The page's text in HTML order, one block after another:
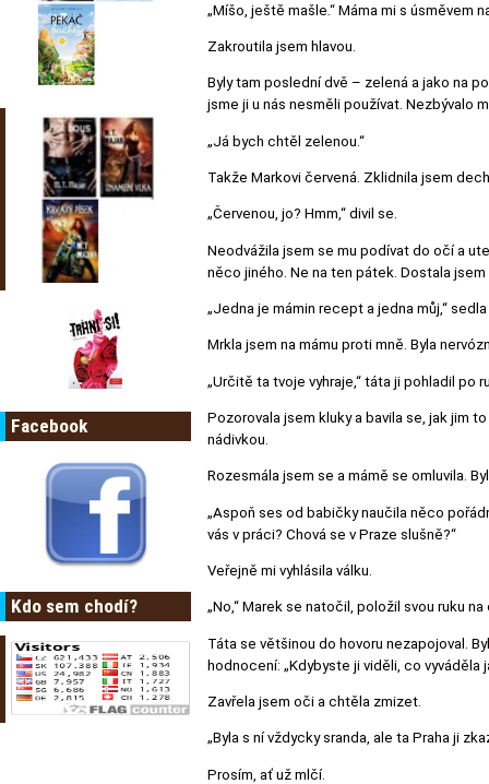
Facebook
Kdo sem chodí?
„Míšo, ještě mašle.“ Máma mi s úsměvem
Zakroutila jsem hlavou.
Byly tam poslední dvě – zelená a jako na
jsme ji u nás nesměli používat. Nezbývalo
„Já bych chtěl zelenou.“
Takže Markovi červená. Zklidnila jsem
„Červenou, jo? Hmm,“ divil se.
Neodvážila jsem se mu podívat do očí a
něco jiného. Ne na ten pátek. Dostala jsem
„Jedna je mámin recept a jedna můj,“
Mrkla jsem na mámu proti mně. Byla
„Určitě ta tvoje vyhraje,“ táta ji pohladil po
Pozorovala jsem kluky a bavila se, jak jim
nádivkou.
Rozesmála jsem se a mámě se omluvila.
„Aspoň ses od babičky naučila něco
vás v práci? Chová se v Praze slušně?“
Veřejně mi vyhlásila válku.
„No,“ Marek se natočil, položil svou ruku
Táta se většinou do hovoru nezapojoval.
hodnocení: „Kdybyste ji viděli, co vyváděla
Zavřela jsem oči a chtěla zmizet.
„Byla s ní vždycky sranda, ale ta Praha ji
Prosím, ať už mlčí.